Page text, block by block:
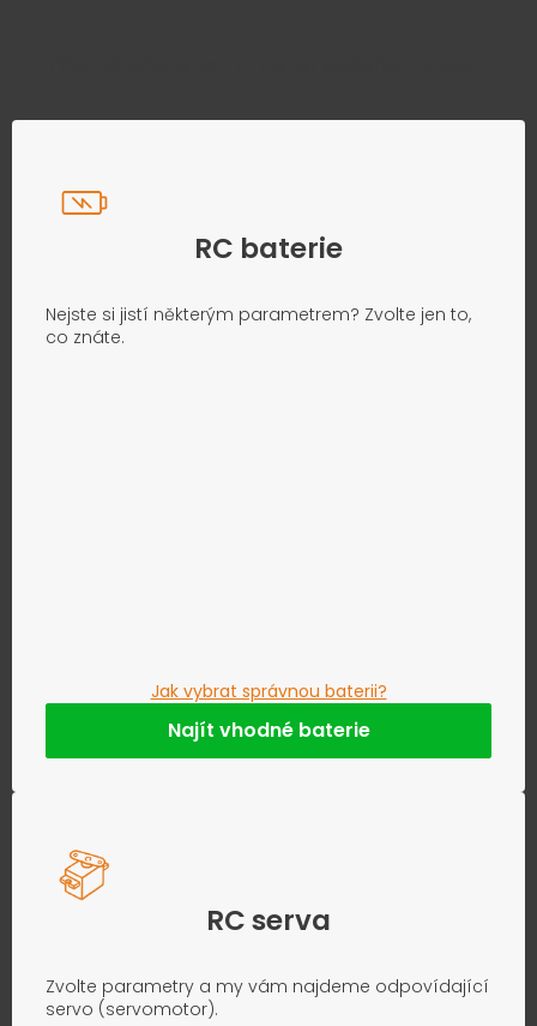
RC baterie
Nejste si jistí některým parametrem? Zvolte jen to,
co znáte.
Jak vybrat správnou baterii?
Najít vhodné baterie
RC serva
Zvolte parametry a my vám najdeme odpovídající
servo (servomotor).